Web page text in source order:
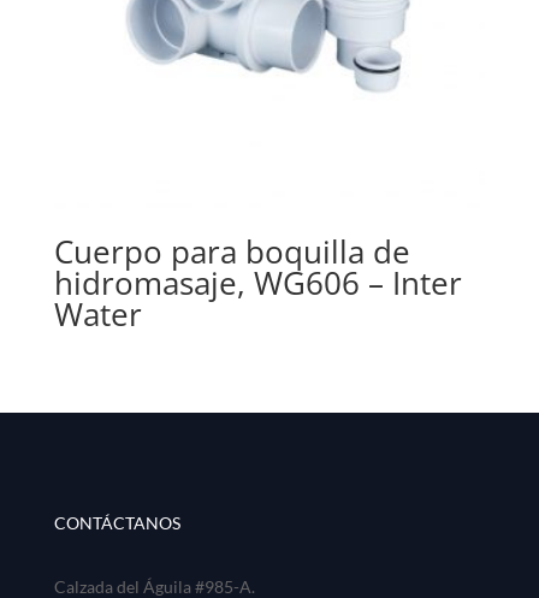
Cuerpo para boquilla de
hidromasaje, WG606 – Inter
Water
CONTÁCTANOS
Calzada del Águila #985-A.